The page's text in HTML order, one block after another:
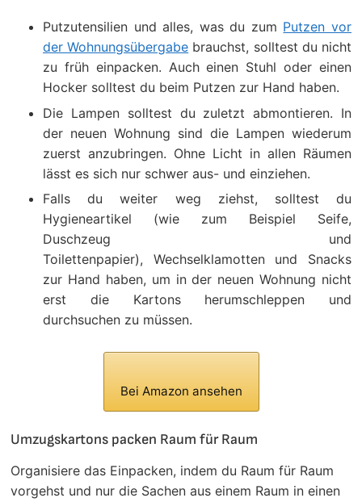
Putzutensilien und alles, was du zum Putzen vor
der Wohnungsübergabe brauchst, solltest du nicht
zu früh einpacken. Auch einen Stuhl oder einen
Hocker solltest du beim Putzen zur Hand haben.
Die Lampen solltest du zuletzt abmontieren. In
der neuen Wohnung sind die Lampen wiederum
zuerst anzubringen. Ohne Licht in allen Räumen
lässt es sich nur schwer aus- und einziehen.
Falls du weiter weg ziehst, solltest du
Hygieneartikel (wie zum Beispiel Seife,
Duschzeug und
Toilettenpapier), Wechselklamotten und Snacks
zur Hand haben, um in der neuen Wohnung nicht
erst die Kartons herumschleppen und
durchsuchen zu müssen.
Bei Amazon ansehen
Umzugskartons packen Raum für Raum
Organisiere das Einpacken, indem du Raum für Raum
vorgehst und nur die Sachen aus einem Raum in einen